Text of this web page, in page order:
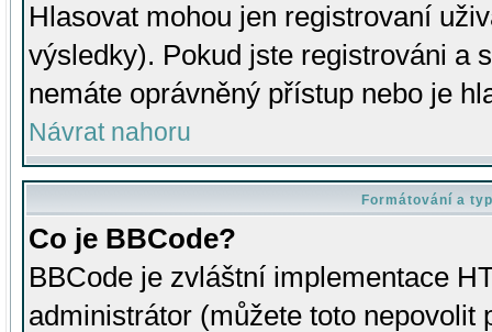
Hlasovat mohou jen registrovaní
výsledky). Pokud jste registrováni a
nemáte oprávněný přístup nebo je
Návrat nahoru
Formátování a
Co je BBCode?
BBCode je zvláštní implementace
administrátor (můžete toto